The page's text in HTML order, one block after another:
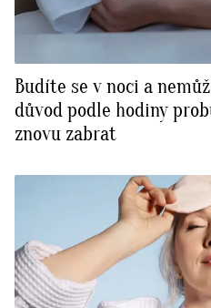
Budíte se v noci a
důvod podle hodiny
znovu zabrat